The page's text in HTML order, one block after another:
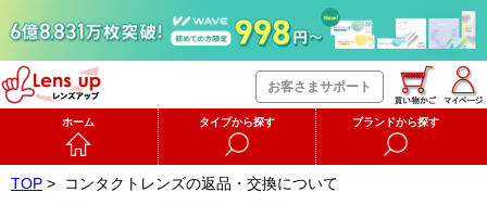
お客さまサポート
ホーム タイプから探す ブランドから探す
TOP > コンタクトレンズの返品・交換について